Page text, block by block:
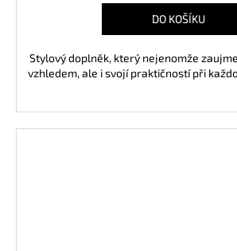
DO KOŠÍKU
Stylový doplněk, který nejenomže
vzhledem, ale i svojí praktičností při